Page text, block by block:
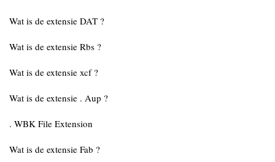
Wat is de extensie DAT ?
Wat is de extensie Rbs ?
Wat is de extensie xcf ?
Wat is de extensie . Aup ?
. WBK File Extension
Wat is de extensie Fab ?